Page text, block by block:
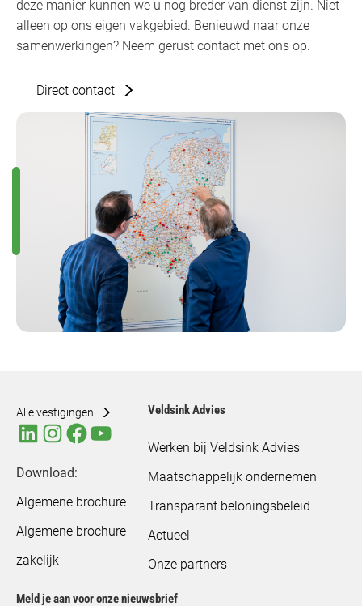
deze manier kunnen we u nog breder van dienst zijn. Niet
alleen op ons eigen vakgebied. Benieuwd naar onze
samenwerkingen? Neem gerust contact met ons op.
Direct contact
Alle vestigingen
Download:
Algemene brochure
Algemene brochure
zakelijk
Veldsink Advies
Werken bij Veldsink Advies
Maatschappelijk ondernemen
Transparant beloningsbeleid
Actueel
Onze partners
Meld je aan voor onze nieuwsbrief